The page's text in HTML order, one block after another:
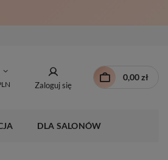
Zaloguj się
0,00 zł
DLA SALONÓW